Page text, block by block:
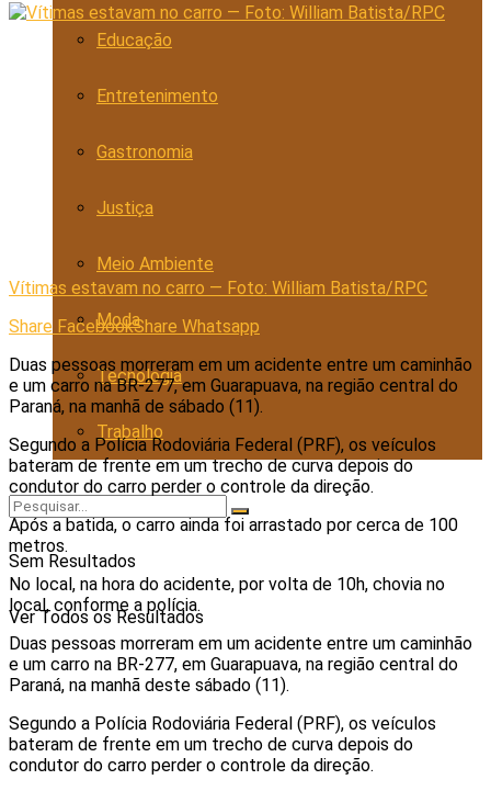
Educação
Entretenimento
Gastronomia
Justiça
Meio Ambiente
Moda
Tecnologia
Trabalho
Sem Resultados
Ver Todos os Resultados
Vítimas estavam no carro — Foto: William Batista/RPC
Share FacebookShare Whatsapp
Duas pessoas morreram em um acidente entre um caminhão
e um carro na BR-277, em Guarapuava, na região central do
Paraná, na manhã de sábado (11).
Segundo a Polícia Rodoviária Federal (PRF), os veículos
bateram de frente em um trecho de curva depois do
condutor do carro perder o controle da direção.
Após a batida, o carro ainda foi arrastado por cerca de 100
metros.
No local, na hora do acidente, por volta de 10h, chovia no
local, conforme a polícia.
Duas pessoas morreram em um acidente entre um caminhão
e um carro na BR-277, em Guarapuava, na região central do
Paraná, na manhã deste sábado (11).
Segundo a Polícia Rodoviária Federal (PRF), os veículos
bateram de frente em um trecho de curva depois do
condutor do carro perder o controle da direção.